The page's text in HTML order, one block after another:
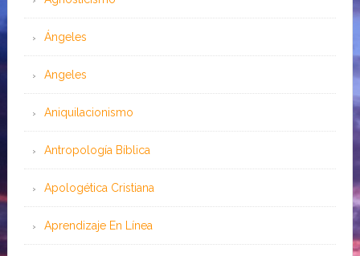
Ángeles
Angeles
Aniquilacionismo
Antropología Bíblica
Apologética Cristiana
Aprendizaje En Línea